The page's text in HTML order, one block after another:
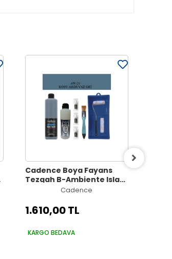
Cadence Boya Fayans
Tezgah B-Ambiente Islak
Zemin Aw-20 KoyuArd Gri
Taş Vernik 250 Saten Rulo
Set
Cadence
1.610,00 TL
KARGO BEDAVA